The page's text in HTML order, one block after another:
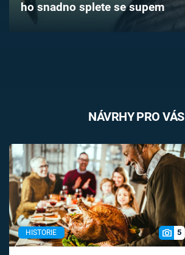
Sledujte prima+
ho snadno splete se supem
NÁVRHY PRO VÁS
HISTORIE 5